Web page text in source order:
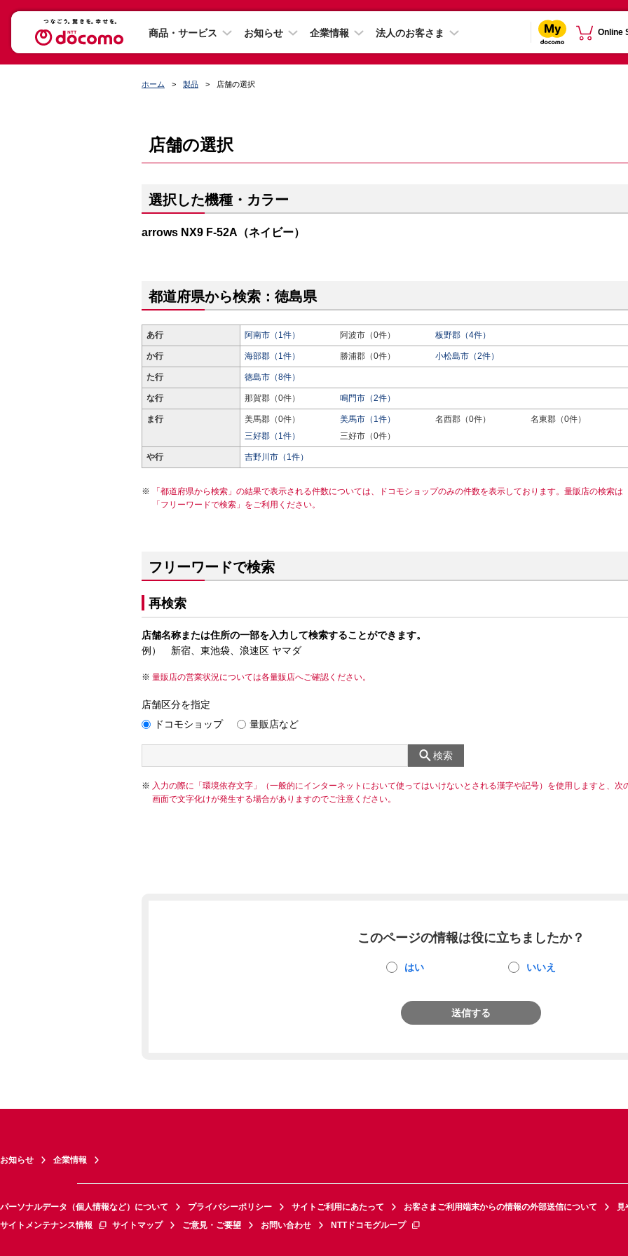
商品・サービス お知らせ 企業情報 法人のお客さま Online
ホーム 製品 店舗の選択
店舗の選択
選択した機種・カラー
arrows NX9 F-52A（ネイビー）
都道府県から検索：徳島県
あ行 阿南市（1件） 阿波市（0件） 板野郡（4件）
か行 海部郡（1件） 勝浦郡（0件） 小松島市（2件）
た行 徳島市（8件）
な行 那賀郡（0件） 鳴門市（2件）
ま行 美馬郡（0件） 美馬市（1件） 名西郡（0件）
名東郡（0件）
三好郡（1件）
三好市（0件）
や行 吉野川市（1件）
「都道府県から検索」の結果で表示される件数については、ドコモショップのみの件数を表示しております。量販店の検索は
「フリーワードで検索」をご利用ください。
フリーワードで検索
再検索
店舗名称または住所の一部を入力して検索することができます。
例） 新宿、東池袋、浪速区 ヤマダ
量販店の営業状況については各量販店へご確認ください。
店舗区分を指定
ドコモショップ
量販店など
検索
入力の際に「環境依存文字」（一般的にインターネットにおいて使ってはいけないとされる漢字や記号）を使用しますと、次
画面で文字化けが発生する場合がありますのでご注意ください。
このページの情報は役に立ちましたか？
はい いいえ
送信する
お知らせ 企業情報
パーソナルデータ（個人情報など）について プライバシーポリシー サイトご利用にあたって お客さまご利用端末からの情報の外部送信について
見
サイトメンテナンス情報
サイトマップ ご意見・ご要望 お問い合わせ NTTドコモグループ